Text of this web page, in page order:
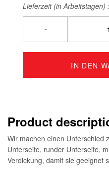
Lieferzeit (in Arbeitstagen) :
-
IN DEN
Product
Wir machen einen Unterschied
Unterseite, runder Unterseite,
Verdickung, damit sie geeignet